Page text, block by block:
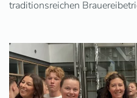
traditionsreichen